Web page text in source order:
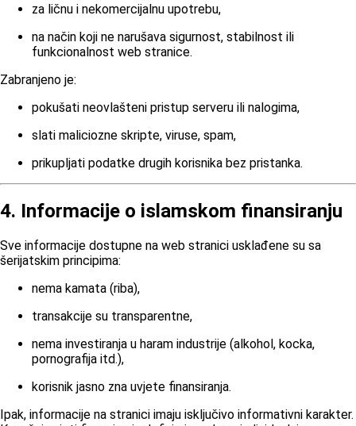
za ličnu i nekomercijalnu upotrebu,
na način koji ne narušava sigurnost, stabilnost ili
funkcionalnost web stranice.
Zabranjeno je:
pokušati neovlašteni pristup serveru ili nalogima,
slati maliciozne skripte, viruse, spam,
prikupljati podatke drugih korisnika bez pristanka.
4. Informacije o islamskom finansiranju
Sve informacije dostupne na web stranici usklađene su sa
šerijatskim principima:
nema kamata (riba),
transakcije su transparentne,
nema investiranja u haram industrije (alkohol, kocka,
pornografija itd.),
korisnik jasno zna uvjete finansiranja.
Ipak, informacije na stranici imaju isključivo informativni karakter.